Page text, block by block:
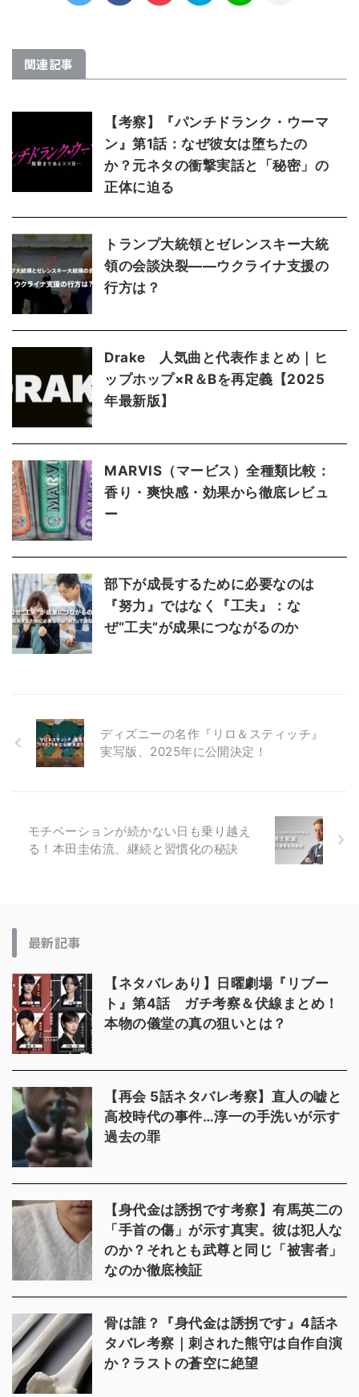
関連記事
【考察】『パンチドランク・ウーマ
ン』第1話：なぜ彼女は堕ちたの
か？元ネタの衝撃実話と「秘密」の
正体に迫る
トランプ大統領とゼレンスキー大統
領の会談決裂――ウクライナ支援の
行方は？
Drake 人気曲と代表作まとめ｜ヒ
ップホップ×R＆Bを再定義【2025
年最新版】
MARVIS（マービス）全種類比較：
香り・爽快感・効果から徹底レビュ
ー
部下が成長するために必要なのは
『努力』ではなく『工夫』：な
ぜ“工夫”が成果につながるのか
ディズニーの名作『リロ＆スティッチ』
実写版、2025年に公開決定！
モチベーションが続かない日も乗り越え
る！本田圭佑流、継続と習慣化の秘訣
最新記事
【ネタバレあり】日曜劇場『リブー
ト』第4話 ガチ考察＆伏線まとめ！
本物の儀堂の真の狙いとは？
【再会 5話ネタバレ考察】直人の嘘と
高校時代の事件…淳一の手洗いが示す
過去の罪
【身代金は誘拐です考察】有馬英二の
「手首の傷」が示す真実。彼は犯人な
のか？それとも武尊と同じ「被害者」
なのか徹底検証
骨は誰？『身代金は誘拐です』4話ネ
タバレ考察｜刺された熊守は自作自演
か？ラストの蒼空に絶望